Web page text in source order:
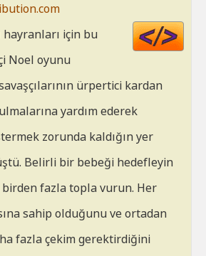
için bu
Noel oyunu
ürpertici kardan
yardım ederek
zorunda kaldığın yer
Belirli bir bebeği hedefleyin
birden fazla topla vurun. Her
sahip olduğunu ve ortadan
fazla çekim gerektirdiğini